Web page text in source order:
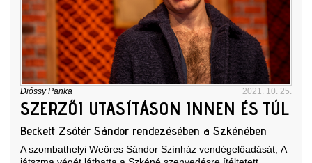
Dióssy Panka 2021. 10. 25.
SZERZŐI UTASÍTÁSON INNEN ÉS TÚL
Beckett Zsótér Sándor rendezésében a Szkénében
A szombathelyi Weöres Sándor Színház vendégelőadását, A